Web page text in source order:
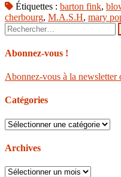
Étiquettes : barton fink,
cherbourg, M.A.S.H, mary
Rechercher :
Abonnez-vous !
Abonnez-vous à la
Catégories
Catégories
Archives
Archives